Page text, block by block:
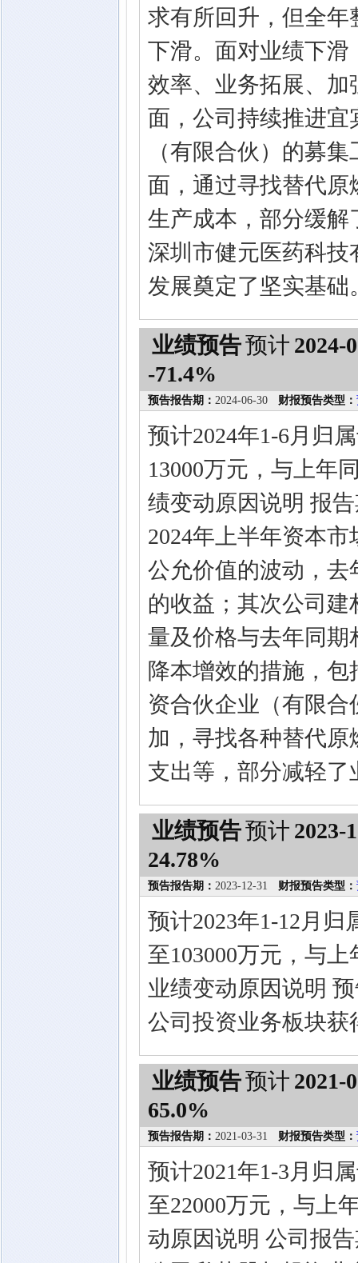
求有所回升，但全
下滑。面对业绩下
效率、业务拓展、
面，公司持续推进
（有限合伙）的募
面，通过寻找替代
生产成本，部分缓
深圳市健元医药科
发展奠定了坚实基础
业绩预告预计 2024-
-71.4%
预告报告期： 2024-06-30 财报预告类型：
预计2024年1-6月归
13000万元，与上年
绩变动原因说明 报
2024年上半年资本
公允价值的波动，
的收益；其次公司
量及价格与去年同
降本增效的措施，
资合伙企业（有限
加，寻找各种替代
支出等，部分减轻
业绩预告预计 2023-
24.78%
预告报告期： 2023-12-31 财报预告类型：
预计2023年1-12月
至103000万元，与
业绩变动原因说明
公司投资业务板块获
业绩预告预计 2021-
65.0%
预告报告期： 2021-03-31 财报预告类型：
预计2021年1-3月归
至22000万元，与上
动原因说明 公司报